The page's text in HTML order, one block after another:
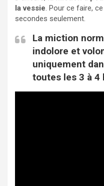
la vessie. Pour ce faire,
secondes seulement.
La miction
indolore et
uniquement
toutes les 3 à 4